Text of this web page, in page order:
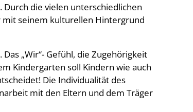
die vielen unterschiedlichen
mit seinem kulturellen Hintergrund
„Wir“- Gefühl, die Zugehörigkeit
Kindergarten soll Kindern wie auch
Die Individualität des
mit den Eltern und dem Träger